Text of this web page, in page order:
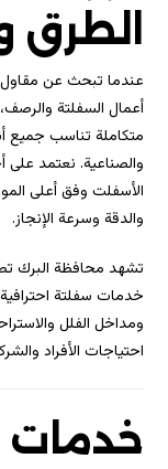
الطرق
عندما تبحث عن مقاول
أعمال السفلتة
متكاملة تناسب جميع
والصناعية. نعتمد على
الأسفلت وفق أعلى
والدقة وسرعة الإنجاز.
تشهد محافظة البرك
خدمات سفلتة
ومداخل الفلل
احتياجات الأفراد
خدمات